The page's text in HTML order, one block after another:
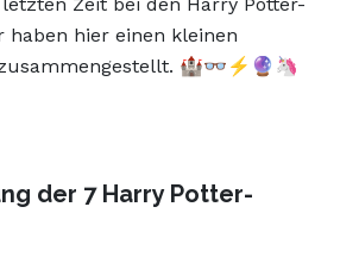
haben hier einen kleinen
🏰👓⚡🔮🦄
der 7 Harry Potter-